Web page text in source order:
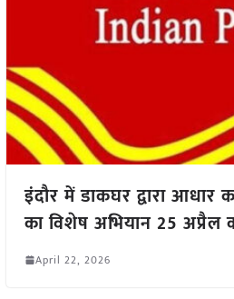
इंदौर में डाकघर द्वारा आधार
का विशेष अभियान 25 अप्रैल
April 22, 2026